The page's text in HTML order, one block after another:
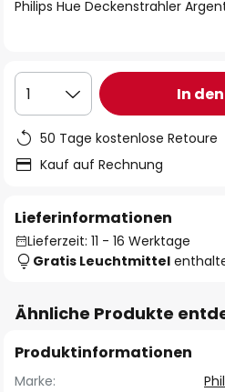
Philips Hue Deckenstrahler
1 In
50 Tage kostenlose Retoure
Kauf auf Rechnung
Lieferinformationen
Lieferzeit: 11 - 16 Werktage
Gratis Leuchtmittel
Ähnliche Produkte
Produktinformationen
Marke: